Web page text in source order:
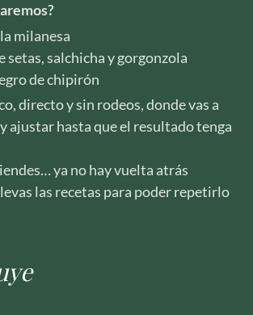
milanesa
setas, salchicha y gorgonzola
de chipirón
directo y sin rodeos, donde vas a
ajustar hasta que el resultado tenga
ya no hay vuelta atrás
las recetas para poder repetirlo